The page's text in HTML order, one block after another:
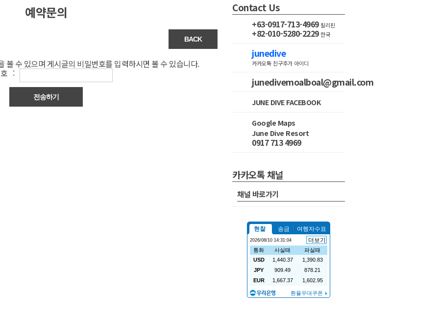
예약문의
볼 수 있으며 게시글의 비밀번호를 입력하시면 볼 수 있습니다.
호 :
Contact Us
+63-0917-713-4969 필리핀
+82-010-5280-2229 한국
junedive
카카오톡 친구추가 아이디
junedivemoalboal@gmail.com
JUNE DIVE FACEBOOK
Google Maps
June Dive Resort
0917 713 4969
카카오톡 채널
채널 바로가기